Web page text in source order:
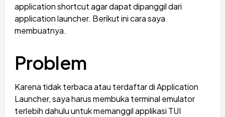
application shortcut agar dapat dipanggil dari
application launcher. Berikut ini cara saya
membuatnya.
Problem
Karena tidak terbaca atau terdaftar di Application
Launcher, saya harus membuka terminal emulator
terlebih dahulu untuk memanggil applikasi TUI